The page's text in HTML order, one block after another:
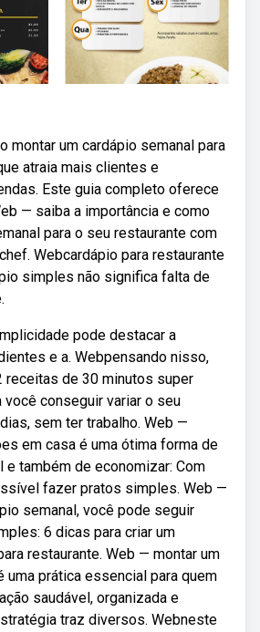
montar um cardápio semanal para
atraia mais clientes e
Este guia completo oferece
— saiba a importância e como
para o seu restaurante com
Webcardápio para restaurante
simples não significa falta de
pode destacar a
e a. Webpensando nisso,
receitas de 30 minutos super
você conseguir variar o seu
sem ter trabalho. Web —
em casa é uma ótima forma de
e também de economizar: Com
fazer pratos simples. Web —
semanal, você pode seguir
6 dicas para criar um
restaurante. Web — montar um
uma prática essencial para quem
saudável, organizada e
traz diversos. Webneste